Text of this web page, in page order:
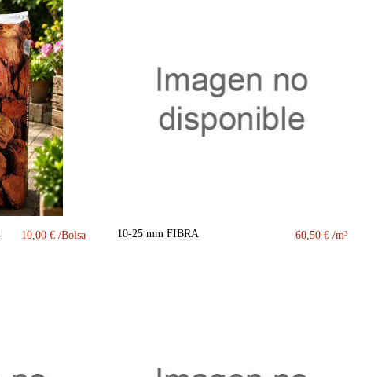
10,00 € 10-25 mm FIBRA 60,50 €